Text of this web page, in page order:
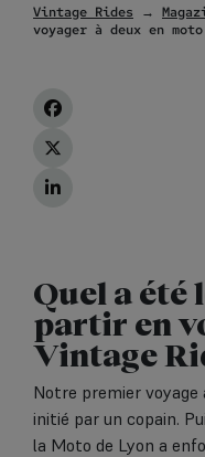
Vintage Rides →
voyager à deux en
Quel a été
partir en
Vintage
Notre premier voyage
initié par un copain.
la Moto de Lyon a